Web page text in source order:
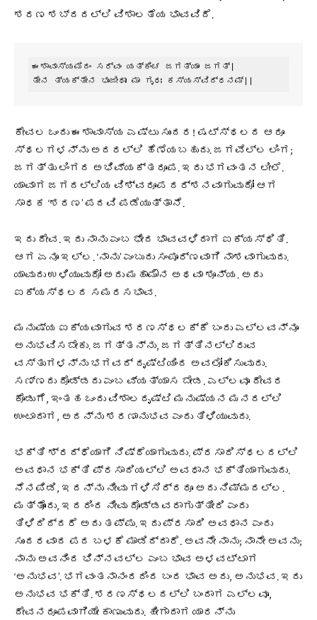
ಶರಣ ಶಬ್ದದಲ್ಲಿ ವಿಶಾಲತೆಯ ಭಾವವಿದೆ.
ಈಶಾವಾಸ್ಯಮಿದಂ ಸರ್ವಂ ಯತ್ಕಿಂಚ ಜಗತ್ಯಾಂ ಜಗತ್|
ತೇನ ತ್ಯಕ್ತೇನ ಭುಂಜೀಥಾಃ ಮಾ ಗೃಧಃ ಕಸ್ಯಸ್ವಿದ್ಧನಮ್||
ಕೇವಲ ಒಂದು ಈಶಾವಾಸ್ಯ ಎಷ್ಟು ಸುಂದರ! ಷಟ್ಸ್ಥಲದ ಆರೂ
ಸ್ಥಲಗಳನ್ನು ಅದರಲ್ಲಿ ಹೆಣೆಯಬಹುದು. ಜಗವೆಲ್ಲ ಲಿಂಗ;
ಜಗತ್ತು ಲಿಂಗದ ಅಭಿವ್ಯಕ್ತರೂಪ. ಇದು ಭಗವಂತನ ಲೀಲೆ.
ಯಾವಾಗ ಜಗದಲ್ಲಿಯ ವಿಶ್ವರೂಪ ದರ್ಶನವಾಗುವುದೋ ಆಗ
ಸಾಧಕ ‘ಶರಣ’ ಪದವಿ ಪಡೆಯುತ್ತಾನೆ.
ಇದು ದೇವ. ಇದು ನಾನು ಎಂಬ ಭೇದ ಭಾವವಳಿದಾಗ ಐಕ್ಯಸ್ಥಿತಿ.
ಆಗ ಏನೂ ಇಲ್ಲ. ‘ನಾನು’ ಎಂಬುದು ಸಂಪೂರ್ಣವಾಗಿ ನಾಶವಾಗುವುದು.
ಯಾವುದು ಉಳಿಯುವುದೋ ಅದು ಮಹಾಮೌನ ಅಥವಾ ಶೂನ್ಯ. ಅದು
ಐಕ್ಯಸ್ಥಲದ ಸಮರಸಭಾವ.
ಮನುಷ್ಯ ಐಕ್ಯವಾಗುವ ಶರಣಸ್ಥಲಕ್ಕೆ ಬಂದು ಎಲ್ಲವನ್ನೂ
ಅನುಭವಿಸಬೇಕು. ಜಗತ್ತನ್ನು, ಜಗತ್ತಿನಲ್ಲಿರುವ
ವಸ್ತುಗಳನ್ನು ಭಗವದ್ ದೃಷ್ಟಿಯಿಂದ ಅವಲೋಕಿಸುವುದು.
ಸಣ್ಣದು ದೊಡ್ಡದು ಎಂಬ ವ್ಯತ್ಯಾಸ ಬೇಡ. ಎಲ್ಲವೂ ದೇವರ
ಕೊಡುಗೆ, ಇಂತಹ ಒಂದು ವಿಶಾಲದೃಷ್ಟಿ ಮನುಷ್ಯನ ಮನದಲ್ಲಿ
ಉಂಟಾದಾಗ, ಅದನ್ನು ಶರಣಾನುಭವ ಎಂದು ತಿಳಿಯುವುದು.
ಭಕ್ತಿ ಶ್ರದ್ಧೆಯಾಗಿ ನಿಷ್ಠೆಯಾಗುವುದು. ಪ್ರಸಾದಿಸ್ಥಲದಲ್ಲಿ
ಅವಧಾನ ಭಕ್ತಿ ಪ್ರಸಾದಿಯಲ್ಲಿ ಅವಧಾನ ಭಕ್ತಿಯಾಗುವುದು.
ನೆನಪಿಡಿ, ಇದನ್ನು ನೀವು ಗಳಿಸಿದ್ದರೂ ಅದು ನಿಮ್ಮದಲ್ಲ.
ಮತ್ತೊಂದು, ಇದರಿಂದ ನೀವು ದೊಡ್ಡವರಾಗುತ್ತೀರಿ ಎಂದು
ತಿಳಿದಿದ್ದರೆ ಅದು ತಪ್ಪು. ಇದು ಪ್ರಸಾದಿ ಅವಧಾನ ಎಂದು
ಸುಂದರವಾದ ಪದ ಬಳಕೆ ಮಾಡಿದ್ದಾರೆ. ಅವನೇ ನಾನು; ನಾನೇ ಅವನು;
ನಾನು ಅವನಿಂದ ಭಿನ್ನವಲ್ಲ ಎಂಬ ಭಾವ ಅಳವಟ್ಟಾಗ
‘ಅನುಭವ’. ಭಗವಂತನಾನಂದದಿಂದ ಬಂದ ಭಾವ ಅದು, ಅನುಭವ. ಇದು
ಅನುಭವ ಭಕ್ತಿ. ಶರಣಸ್ಥಲದಲ್ಲಿ ಬಂದಾಗ ಎಲ್ಲವೂ,
ದೇವನರೂಪವಾಗಿಯೇ ಕಾಣುವುದು. ಹೀಗಾದಾಗ ಯಾರನ್ನು